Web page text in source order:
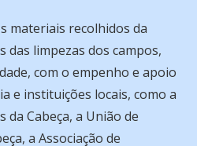
materiais recolhidos da
das limpezas dos campos,
com o empenho e apoio
e instituições locais, como a
da Cabeça, a União de
a Associação de